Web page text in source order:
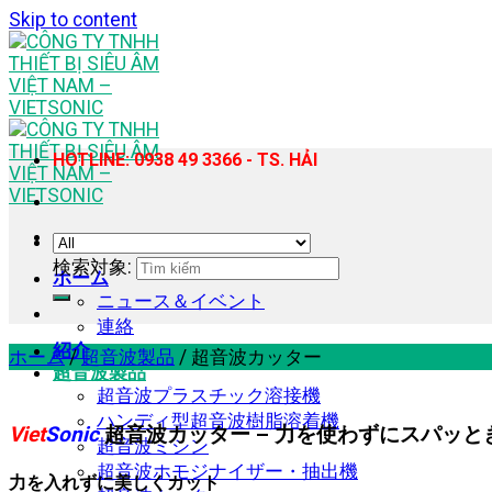
Skip to content
ホーム
ニュース＆イベント
連絡
紹介
超音波製品
超音波プラスチック溶接機
ハンディ型超音波樹脂溶着機
超音波ミシン
超音波ホモジナイザー・抽出機
HOTLINE: 0938 49 3366 - TS. HẢI
検索対象:
ホーム / 超音波製品 / 超音波カッター
VietSonic超音波カッター – 力を使わずにスパッと
力を入れずに美しくカット